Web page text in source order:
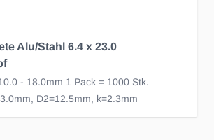
Alu/Stahl 6.4 x 23.0
- 18.0mm 1 Pack = 1000 Stk.
D2=12.5mm, k=2.3mm